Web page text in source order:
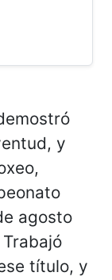
y
agosto
título, y